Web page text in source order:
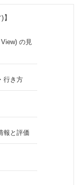
の見
行き方
報と評価